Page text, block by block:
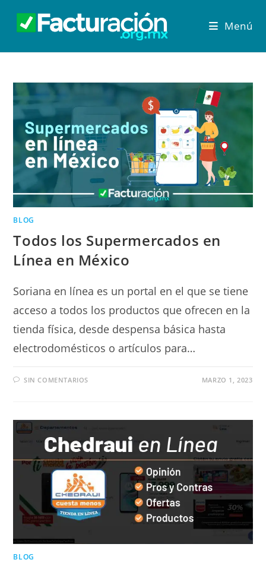
Menú
BLOG
Todos los Supermercados en
Línea en México
Soriana en línea es un portal en el que se tiene
acceso a todos los productos que ofrecen en la
tienda física, desde despensa básica hasta
electrodomésticos o artículos para…
SIN COMENTARIOS MARZO 1, 2023
BLOG